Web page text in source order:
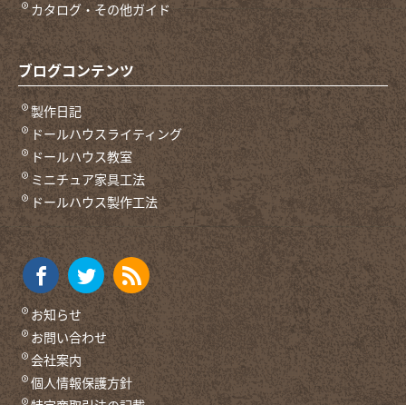
カタログ・その他ガイド
ブログコンテンツ
製作日記
ドールハウスライティング
ドールハウス教室
ミニチュア家具工法
ドールハウス製作工法
お知らせ
お問い合わせ
会社案内
個人情報保護方針